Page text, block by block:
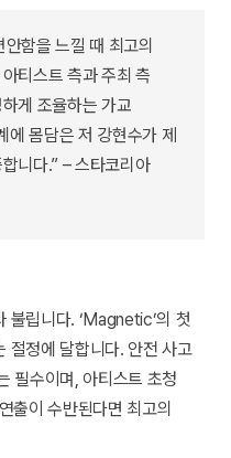
함을 느낄 때 최고의
티스트 측과 주최 측
게 조율하는 가교
몸담은 저 강현수가 제
니다.” – 스타코리아
불립니다. ‘Magnetic’의 첫
절정에 달합니다. 안전 사고
필수이며, 아티스트 초청
출이 수반된다면 최고의